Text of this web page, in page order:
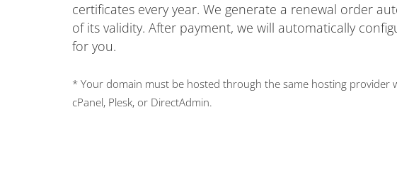
certificates every year. We generate a renewal order
of its validity. After payment, we will automatically
for you.
* Your domain must be hosted through the same hosting provider
cPanel, Plesk, or DirectAdmin.